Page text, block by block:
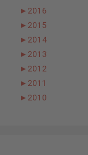
► 2016
► 2015
► 2014
► 2013
► 2012
► 2011
► 2010